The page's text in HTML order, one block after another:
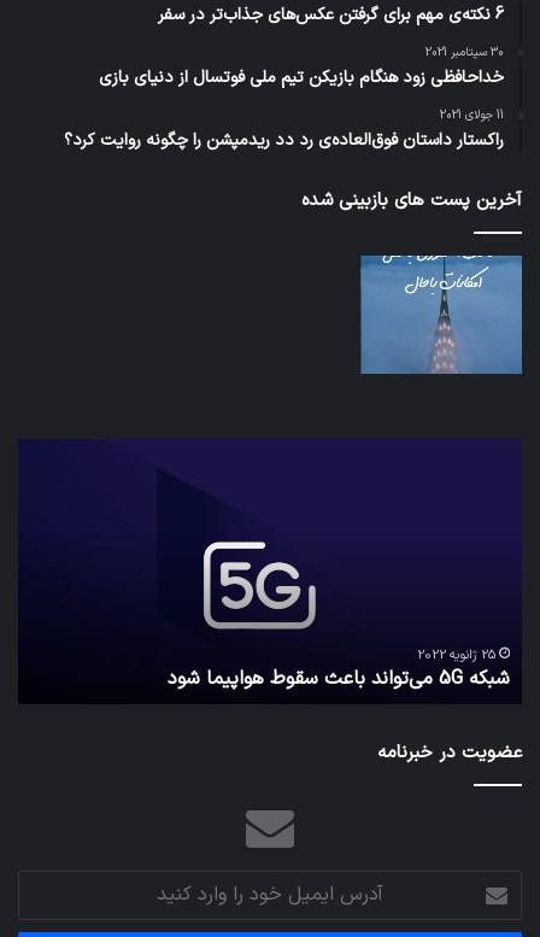
6 نکته‌ی مهم برای گرفتن عکس‌های جذاب‌تر در سفر
30 سپتامبر 2021
خداحافظی زود هنگام بازیکن تیم ملی فوتسال از دنیای بازی
11 جولای 2021
راکستار داستان فوق‌العاده‌ی رد دد ریدمپشن را چگونه روایت کرد؟
آخرین پست های بازبینی شده
25 ژانویه 2022
شبکه 5G می‌تواند باعث سقوط هواپیما شود
عضویت در خبرنامه
آدرس
ایمیل